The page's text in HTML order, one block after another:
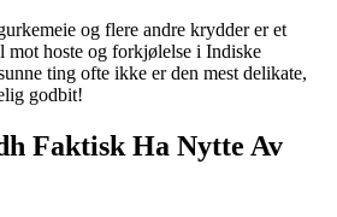
og flere andre krydder er et
mot hoste og forkjølelse i Indiske
ting ofte ikke er den mest delikate,
godbit!
Faktisk Ha Nytte Av